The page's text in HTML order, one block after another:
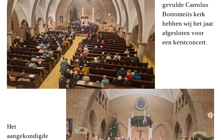
gevulde Carrolus
Borromeiis kerk
hebben wij het jaar
afgesloten voor
een kerstconcert.
Het
aangekondigde